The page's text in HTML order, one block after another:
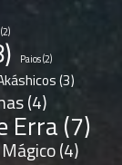
(2)
Paios(2)
(3)
(4)
Erra(7)
(4)